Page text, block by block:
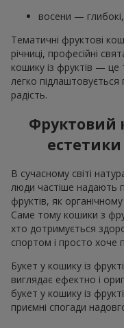
восени —
Тематичні фруктові
річниці, професійні
кошику із фруктів —
легко підлаштовується
радість.
Фруктовий
естетики
В сучасному світі
люди частіше надають
фруктів, як
Саме тому кошики з
хто дотримується
спортом і просто хоче
Букет у кошику із
виглядає ефектно і
букет у кошику із
приємні спогади